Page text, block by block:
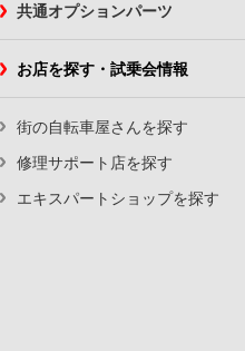
共通オプションパーツ
お店を探す・試乗会情報
街の自転車屋さんを探す
修理サポート店を探す
エキスパートショップを探す